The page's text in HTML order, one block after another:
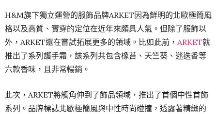
H&M旗​​下獨立運營的服飾品牌ARKET因為鮮明的北歐極簡風
格以及高質、實穿的定位在近年來頗具人氣。但除了服飾以
外，ARKET還在嘗試拓展更多的領域。比如此前， ARKET就
推出了系列護手霜，該系列共包含橡苔、天竺葵、迷迭香等
六款香味，且非常暢銷。
此次，ARKET將觸角伸到了飾品領域，推出了首個中性首飾
系列。品牌標誌北歐極簡風與中性時尚碰撞，透露著精緻的